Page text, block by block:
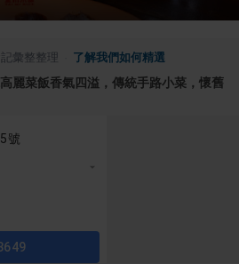
彙整整理 了解我們如何精選
麗菜飯香氣四溢，傳統手路小菜，懷舊
號